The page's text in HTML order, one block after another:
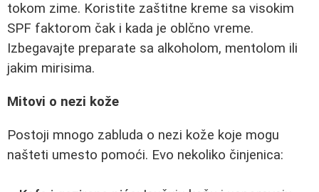
tokom zime. Koristite zaštitne kreme sa visokim
SPF faktorom čak i kada je oblčno vreme.
Izbegavajte preparate sa alkoholom, mentolom ili
jakim mirisima.
Mitovi o nezi kože
Postoji mnogo zabluda o nezi kože koje mogu
našteti umesto pomoći. Evo nekoliko činjenica: